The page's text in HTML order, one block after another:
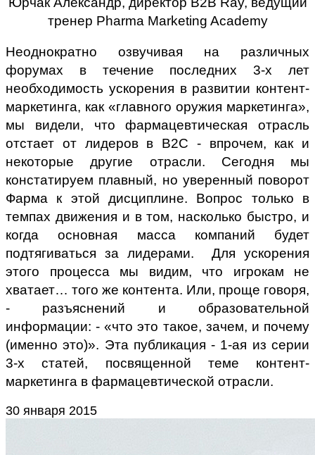
тренер Pharma Marketing Academy
Неоднократно озвучивая на различных
форумах в течение последних 3-х лет
необходимость ускорения в развитии контент-
маркетинга, как «главного оружия маркетинга»,
мы видели, что фармацевтическая отрасль
отстает от лидеров в В2С - впрочем, как и
некоторые другие отрасли. Сегодня мы
констатируем плавный, но уверенный поворот
Фарма к этой дисциплине. Вопрос только в
темпах движения и в том, насколько быстро, и
когда основная масса компаний будет
подтягиваться за лидерами. Для ускорения
этого процесса мы видим, что игрокам не
хватает… того же контента. Или, проще говоря,
- разъяснений и образовательной
информации: - «что это такое, зачем, и почему
(именно это)». Эта публикация - 1-ая из серии
3-х статей, посвященной теме контент-
маркетинга в фармацевтической отрасли.
30 января 2015